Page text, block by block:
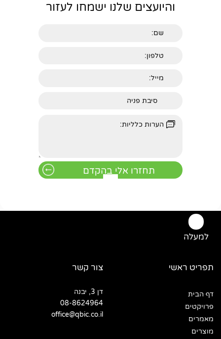
והיועצים שלנו ישמחו לעזור
למעלה
תפריט ראשי
דף הבית
פרויקטים
מאמרים
מוצרים
צור קשר
דן 3, יבנה
08-8624964
office@qbic.co.il